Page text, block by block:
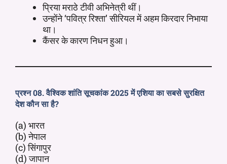
प्रिया मराठे टीवी अभिनेत्री थीं।
उन्होंने ‘पवित्र रिश्ता’ सीरियल में अहम किरदार निभाया
था।
कैंसर के कारण निधन हुआ।
प्रश्न 08. वैश्विक शांति सूचकांक 2025 में एशिया का सबसे सुरक्षित
देश कौन सा है?
(a) भारत
(b) नेपाल
(c) सिंगापुर
(d) जापान